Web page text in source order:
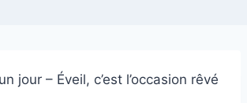
jour – Éveil, c’est l’occasion rêvé